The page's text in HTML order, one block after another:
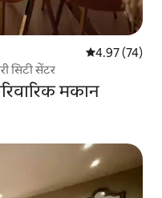
औसत रेटिंग 5 में
4.97 (74)
सिटी सेंटर
मकान